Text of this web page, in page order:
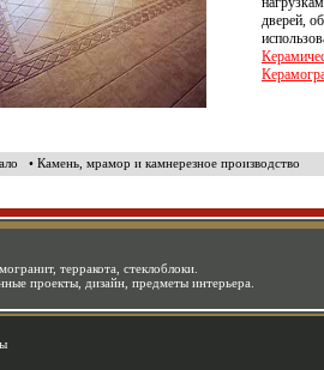
дверей,
• Камень, мрамор и камнерезное производство
терракота, стеклоблоки.
проекты, дизайн, предметы интерьера.